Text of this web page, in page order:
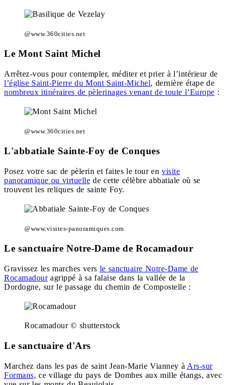
@www.360cities.net
Le Mont Saint Michel
Arrêtez-vous pour contempler, méditer et prier à l’intérieur de
l’église Saint-Pierre du Mont Saint-Michel, dernière étape de
nombreux itinéraires de pèlerinages venant de toute l’Europe :
@www.360cities.net
L'abbatiale Sainte-Foy de Conques
Posez votre sac de pèlerin et faites le tour en visite
panoramique ou virtuelle de cette célèbre abbatiale où se
trouvent les reliques de sainte Foy.
@www.visites-panoramiques.com
Le sanctuaire Notre-Dame de Rocamadour
Gravissez les marches vers le sanctuaire Notre-Dame de
Rocamadouragrippé à sa falaise dans la vallée de la
Dordogne, sur le passage du chemin de Compostelle :
Rocamadour © shutterstock
Le sanctuaire d'Ars
Marchez dans les pas de saint Jean-Marie Vianney à Ars-sur
Formans, ce village du pays de Dombes aux mille étangs, avec